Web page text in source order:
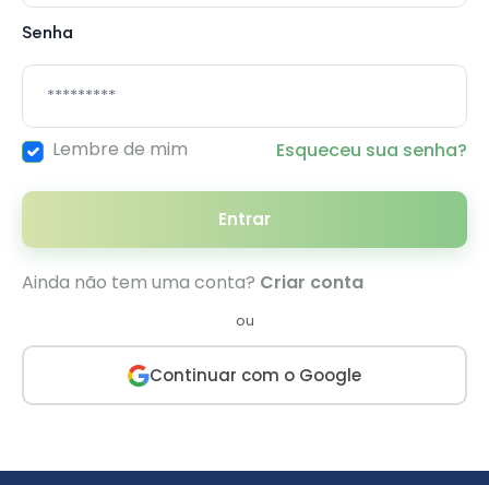
Senha
Lembre de mim Esqueceu sua senha?
Entrar
Ainda não tem uma conta? Criar conta
ou
Continuar com o Google